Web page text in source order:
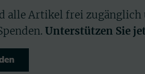
alle Artikel frei
Unterstützen Sie